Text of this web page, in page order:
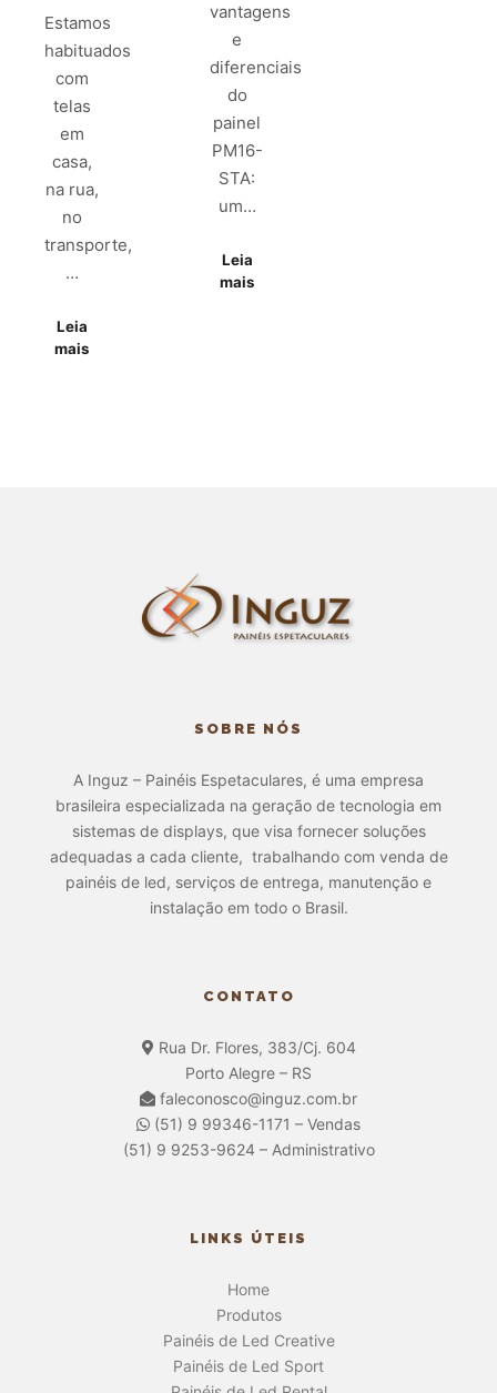
Estamos
habituados
com
telas
em
casa,
na rua,
no
transporte,
…
Leia
mais
vantagens
e
diferenciais
do
painel
PM16-
STA:
um…
Leia
mais
SOBRE NÓS
A Inguz – Painéis Espetaculares, é uma empresa
brasileira especializada na geração de tecnologia em
sistemas de displays, que visa fornecer soluções
adequadas a cada cliente, trabalhando com venda de
painéis de led, serviços de entrega, manutenção e
instalação em todo o Brasil.
CONTATO
Rua Dr. Flores, 383/Cj. 604
Porto Alegre – RS
faleconosco@inguz.com.br
(51) 9 99346-1171 – Vendas
(51) 9 9253-9624 – Administrativo
LINKS ÚTEIS
Home
Produtos
Painéis de Led Creative
Painéis de Led Sport